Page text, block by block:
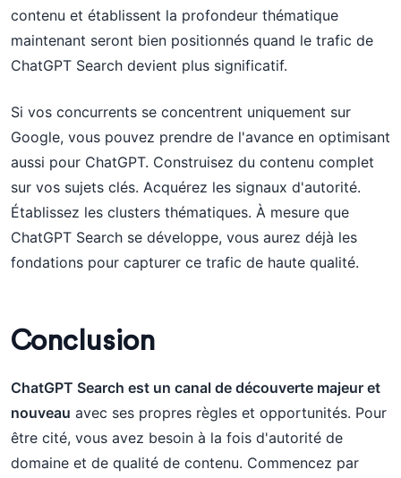
contenu et établissent la profondeur thématique
maintenant seront bien positionnés quand le trafic de
ChatGPT Search devient plus significatif.
Si vos concurrents se concentrent uniquement sur
Google, vous pouvez prendre de l'avance en optimisant
aussi pour ChatGPT. Construisez du contenu complet
sur vos sujets clés. Acquérez les signaux d'autorité.
Établissez les clusters thématiques. À mesure que
ChatGPT Search se développe, vous aurez déjà les
fondations pour capturer ce trafic de haute qualité.
Conclusion
ChatGPT Search est un canal de découverte majeur et
nouveau avec ses propres règles et opportunités. Pour
être cité, vous avez besoin à la fois d'autorité de
domaine et de qualité de contenu. Commencez par